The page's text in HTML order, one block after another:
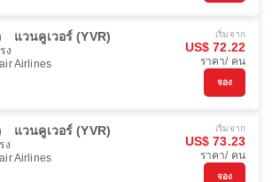
แวนคูเวอร์ (YVR)
ง
Airlines
เริ่มจาก
US$ 72.22
ราคา/ คน
จอง
แวนคูเวอร์ (YVR)
ง
Airlines
เริ่มจาก
US$ 73.23
ราคา/ คน
จอง